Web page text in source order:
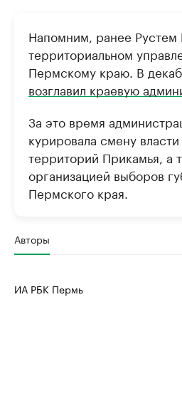
Напомним, ранее Рустем
территориальном
Пермскому краю. В
возглавил краевую
За это время
курировала смену
территорий Прикамья, а
организацией выборов
Пермского края.
Авторы
ИА РБК Пермь